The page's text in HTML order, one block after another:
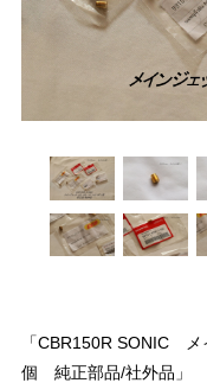
「CBR150R SONIC
個 純正部品/社外品」